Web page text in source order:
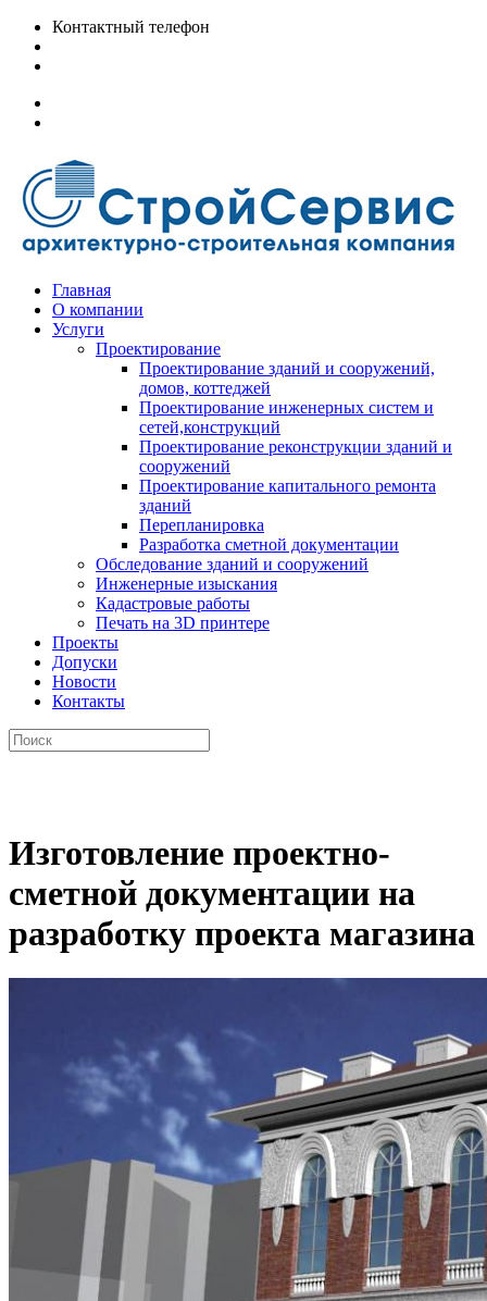
Контактный телефон
Главная
О компании
Услуги
Проектирование
Проектирование зданий и сооружений,
домов, коттеджей
Проектирование инженерных систем и
сетей,конструкций
Проектирование реконструкции зданий и
сооружений
Проектирование капитального ремонта
зданий
Перепланировка
Разработка сметной документации
Обследование зданий и сооружений
Инженерные изыскания
Кадастровые работы
Печать на 3D принтере
Проекты
Допуски
Новости
Контакты
Изготовление проектно-
сметной документации на
разработку проекта магазина